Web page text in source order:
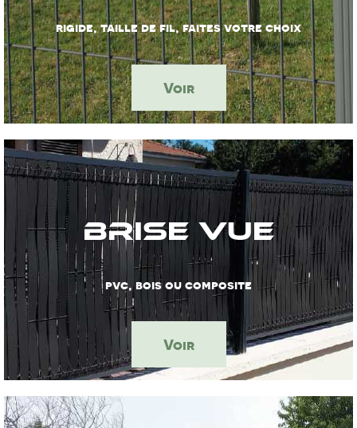
rigide, taille de fil, faites votre choix
Voir
Brise vue
pvc, bois ou composite
Voir